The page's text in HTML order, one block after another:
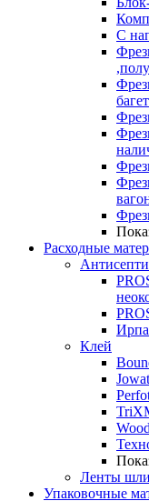
С
багет
Расходные
Клей
Jowat
Ленты
Упаковочные